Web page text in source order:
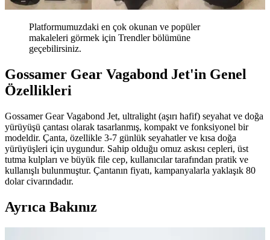
Platformumuzdaki en çok okunan ve popüler
makaleleri görmek için Trendler bölümüne
geçebilirsiniz.
Gossamer Gear Vagabond Jet'in Genel
Özellikleri
Gossamer Gear Vagabond Jet, ultralight (aşırı hafif) seyahat ve doğa
yürüyüşü çantası olarak tasarlanmış, kompakt ve fonksiyonel bir
modeldir. Çanta, özellikle 3-7 günlük seyahatler ve kısa doğa
yürüyüşleri için uygundur. Sahip olduğu omuz askısı cepleri, üst
tutma kulpları ve büyük file cep, kullanıcılar tarafından pratik ve
kullanışlı bulunmuştur. Çantanın fiyatı, kampanyalarla yaklaşık 80
dolar civarındadır.
Ayrıca Bakınız